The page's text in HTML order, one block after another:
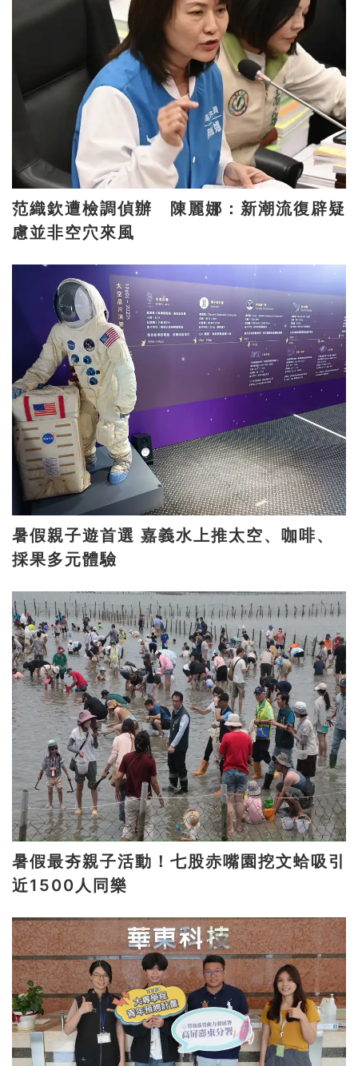
范織欽遭檢調偵辦 陳麗娜：新潮流復辟疑
慮並非空穴來風
暑假親子遊首選 嘉義水上推太空、咖啡、
採果多元體驗
暑假最夯親子活動！七股赤嘴園挖文蛤吸引
近1500人同樂